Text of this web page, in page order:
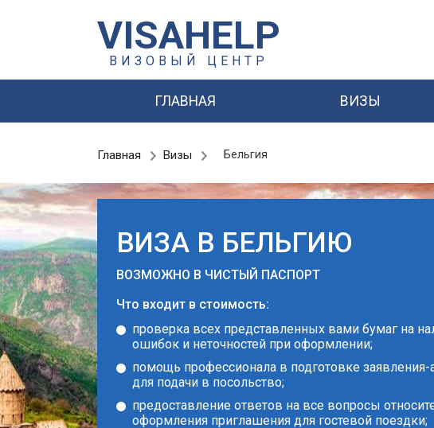
VISAHELP
ВИЗОВЫЙ ЦЕНТР
ГЛАВНАЯ ВИЗЫ
Главная Визы Бельгия
ВИЗА В БЕЛЬГИЮ
ВОЗМОЖНО В ЧИСТЫЙ ПАСПОРТ
Что входит в стоимость:
проверка всех представленных вами бумаг на
ошибок и неточностей при оформлении;
помощь профессионала в подготовке заявления-
для подачи в посольство;
предоставление ответов на все вопросы
оформления приглашения для гостевой поездки;